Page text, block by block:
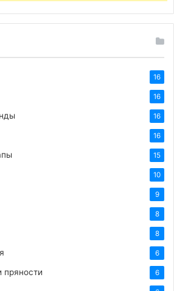
16
16
16
16
15
10
9
8
8
6
пряности 6